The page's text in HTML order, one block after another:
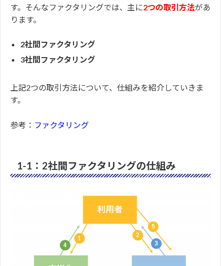
す。そんなファクタリングでは、主に2つの取引方法があ
ります。
2社間ファクタリング
3社間ファクタリング
上記2つの取引方法について、仕組みを紹介していきま
す。
参考： ファクタリング
1-1：2社間ファクタリングの仕組み